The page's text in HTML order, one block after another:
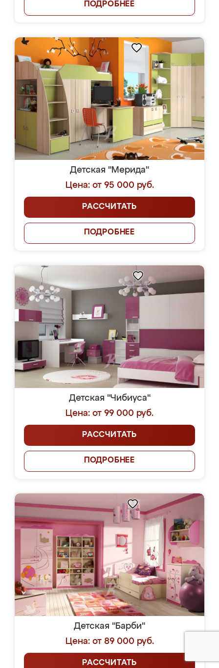
ПОДРОБНЕЕ
Детская "Мерида"
Цена: от 95 000 руб.
РАССЧИТАТЬ
ПОДРОБНЕЕ
Детская "Чибиуса"
Цена: от 99 000 руб.
РАССЧИТАТЬ
ПОДРОБНЕЕ
Детская "Барби"
Цена: от 89 000 руб.
РАССЧИТАТЬ